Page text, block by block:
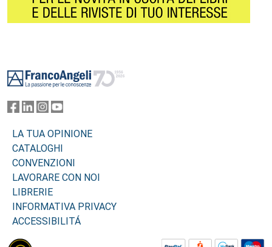
LA TUA OPINIONE
CATALOGHI
CONVENZIONI
LAVORARE CON NOI
LIBRERIE
INFORMATIVA PRIVACY
ACCESSIBILITÁ